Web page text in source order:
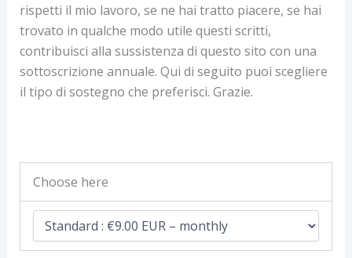
rispetti il mio lavoro, se ne hai tratto piacere, se hai
trovato in qualche modo utile questi scritti,
contribuisci alla sussistenza di questo sito con una
sottoscrizione annuale. Qui di seguito puoi scegliere
il tipo di sostegno che preferisci. Grazie.
Choose here